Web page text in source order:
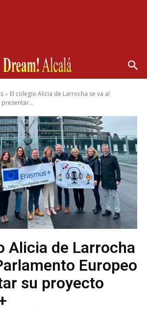
El colegio Alicia de Larrocha se va al
Alicia de Larrocha
Europeo
su proyecto